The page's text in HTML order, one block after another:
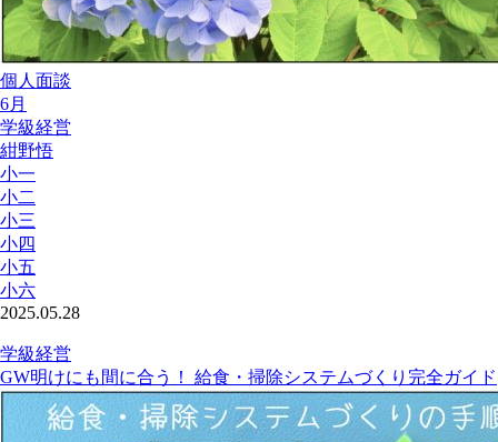
個人面談
6月
学級経営
紺野悟
小一
小二
小三
小四
小五
小六
2025.05.28
学級経営
GW明けにも間に合う！ 給食・掃除システムづくり完全ガイド